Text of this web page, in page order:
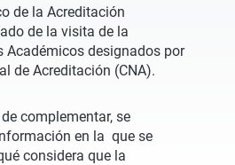
de la Acreditación
de la visita de la
Académicos designados por
de Acreditación (CNA).
complementar, se
en la que se
considera que la